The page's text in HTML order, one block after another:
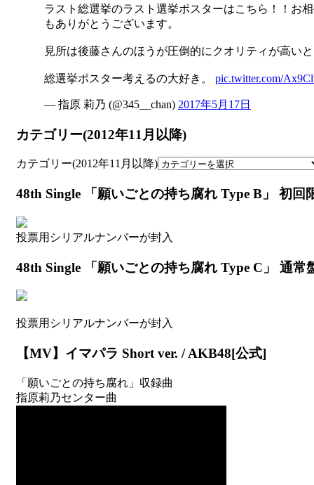
ラスト総選挙のラスト選挙ポスターはこちら！！お
もありがとうございます。
見所は後藤さんのほうが圧倒的にクオリティが高い
総選挙ポスター考えるの大好き。 pic.twitter.com/
— 指原 莉乃 (@345__chan) 2017年5月17日
カテゴリー(2012年11月以降)
カテゴリー(2012年11月以降)
48th Single 「願いごとの持ち腐れ Type B」 初回
投票用シリアルナンバーが封入
48th Single 「願いごとの持ち腐れ Type C」 通常
投票用シリアルナンバーが封入
【MV】イマパラ Short ver. / AKB48[公式]
「願いごとの持ち腐れ」収録曲
指原莉乃センター曲